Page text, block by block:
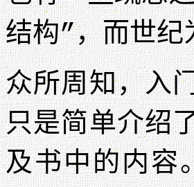
结构”，而世纪
众所周知，入
只是简单介绍
及书中的内容